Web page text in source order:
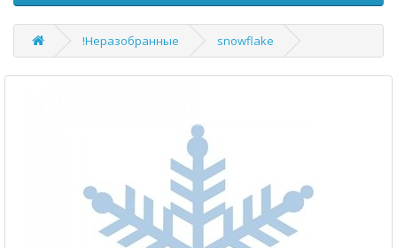
!Неразобранные snowflake